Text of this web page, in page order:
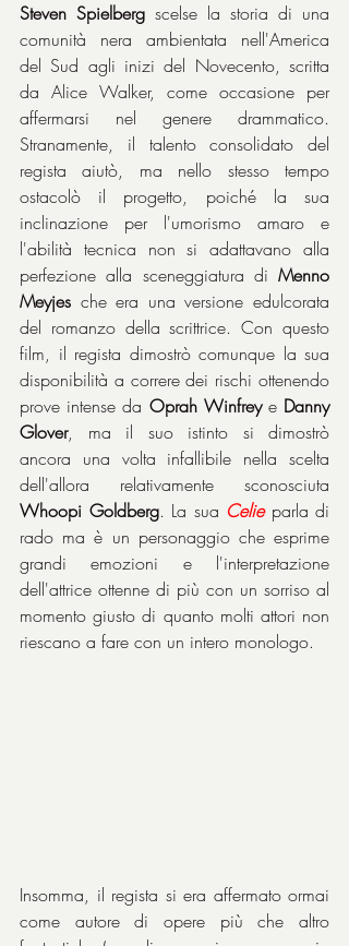
Steven Spielberg scelse la storia di una
comunità nera ambientata nell'America
del Sud agli inizi del Novecento, scritta
da Alice Walker, come occasione per
affermarsi nel genere drammatico.
Stranamente, il talento consolidato del
regista aiutò, ma nello stesso tempo
ostacolò il progetto, poiché la sua
inclinazione per l'umorismo amaro e
l'abilità tecnica non si adattavano alla
perfezione alla sceneggiatura di Menno
Meyjes che era una versione edulcorata
del romanzo della scrittrice. Con questo
film, il regista dimostrò comunque la sua
disponibilità a correre dei rischi ottenendo
prove intense da Oprah Winfrey e Danny
Glover, ma il suo istinto si dimostrò
ancora una volta infallibile nella scelta
Whoopi Goldberg. La sua Celie parla di
rado ma è un personaggio che esprime
grandi emozioni e l'interpretazione
dell'attrice ottenne di più con un sorriso al
momento giusto di quanto molti attori non
riescano a fare con un intero monologo.
Insomma, il regista si era affermato ormai
come autore di opere più che altro